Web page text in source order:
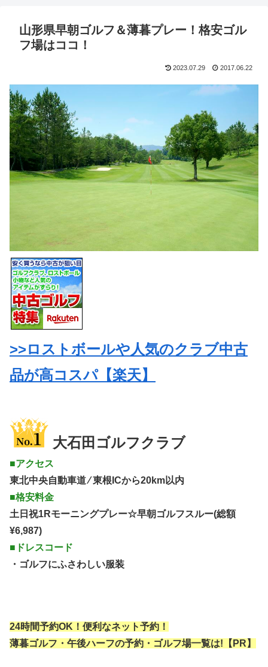
山形県早朝ゴルフ＆薄暮プレー！格安ゴル
フ場はココ！
2023.07.29 2017.06.22
>>ロストボールや人気のクラブ中古
品が高コスパ【楽天】
大石田ゴルフクラブ
■アクセス
東北中央自動車道 ⁄ 東根ICから20km以内
■格安料金
土日祝1Rモーニングプレー☆早朝ゴルフスルー(総額
¥6,987)
■ドレスコード
・ゴルフにふさわしい服装
24時間予約OK！便利なネット予約！
薄暮ゴルフ・午後ハーフの予約・ゴルフ場一覧は!【PR】